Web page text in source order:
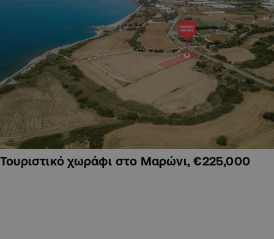
Τουριστικό χωράφι στο Μαρώνι, €225,000